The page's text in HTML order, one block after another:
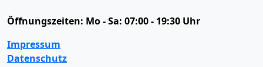
Öffnungszeiten: Mo - Sa: 07:00 - 19:30 Uhr
Impressum
Datenschutz